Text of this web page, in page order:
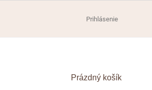
Prihlásenie
NÁKUPNÝ